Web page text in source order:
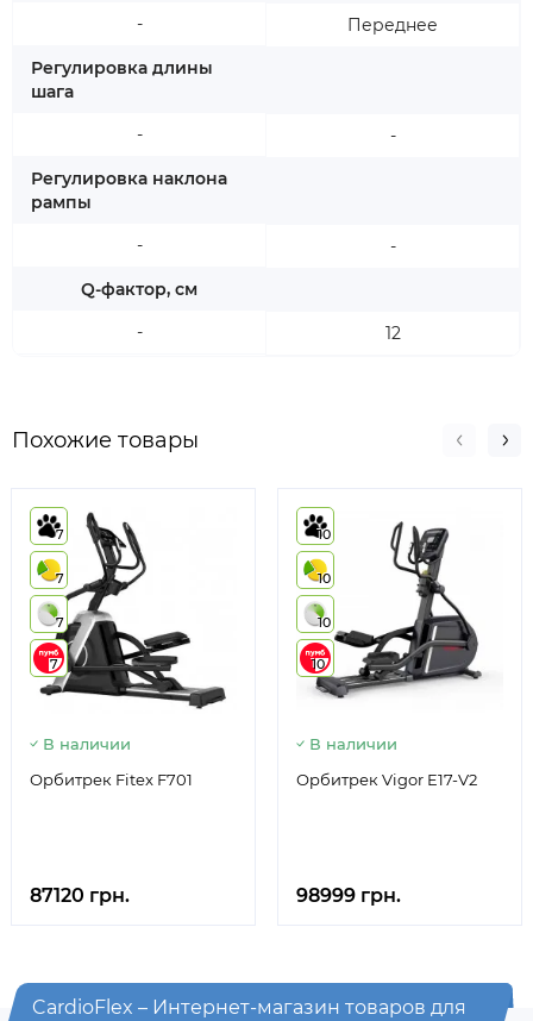
-
Регулировка длины
шага
-
Регулировка наклона
рампы
-
Q-фактор, см
-
Переднее
-
-
12
Похожие товары
7
7
7
7
В наличии
Орбитрек Fitex F701
87120 грн.
10
10
10
10
В наличии
Орбитрек Vigor E17-V2
98999 грн.
CardioFlex – Интернет-магазин товаров для